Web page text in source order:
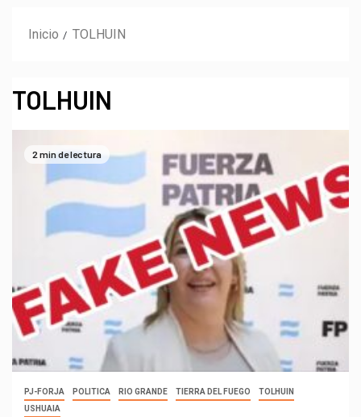
Inicio TOLHUIN
TOLHUIN
2 min de lectura
PJ-FORJA POLITICA RIO GRANDE TIERRA DEL FUEGO
TOLHUIN
USHUAIA